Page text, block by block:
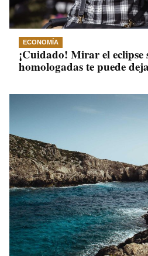
ECONOMÍA
¡Cuidado! Mirar el eclipse
homologadas te puede